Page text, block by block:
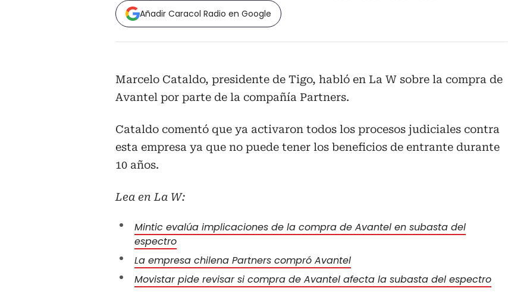
Añadir Caracol Radio en Google
Marcelo Cataldo, presidente de Tigo, habló en La W sobre la compra de
Avantel por parte de la compañía Partners.
Cataldo comentó que ya activaron todos los procesos judiciales contra
esta empresa ya que no puede tener los beneficios de entrante durante
10 años.
Lea en La W:
Mintic evalúa implicaciones de la compra de Avantel en subasta del
espectro
La empresa chilena Partners compró Avantel
Movistar pide revisar si compra de Avantel afecta la subasta del espectro